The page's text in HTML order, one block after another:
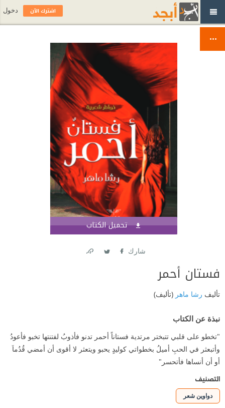
تحميل الكتاب
شارك
فستان أحمر
تأليف رشا ماهر (تأليف)
نبذة عن الكتاب
"تخطو على قلبي تتبختر مرتدية فستاناً أحمر تدنو فأذوبُ لفتنتها تخبو فأعودُ
وأتبعثر في الحبِ أميلُ بخطواتي كوليدٍ يحبو ويتعثر لا أقوى أن أمضي قُدُماَ
أو أن أنساها فأتحسر"
التصنيف
دواوين شعر
اشترك الآن دخول